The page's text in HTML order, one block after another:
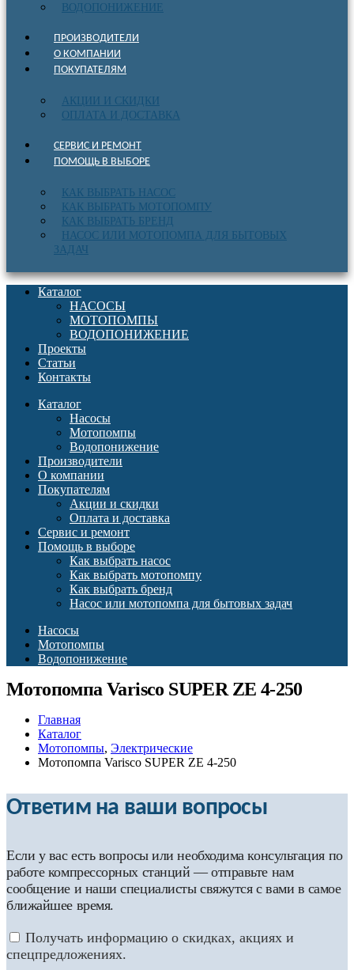
ВОДОПОНИЖЕНИЕ
ПРОИЗВОДИТЕЛИ
О КОМПАНИИ
ПОКУПАТЕЛЯМ
АКЦИИ И СКИДКИ
ОПЛАТА И ДОСТАВКА
СЕРВИС И РЕМОНТ
ПОМОЩЬ В ВЫБОРЕ
КАК ВЫБРАТЬ НАСОС
КАК ВЫБРАТЬ МОТОПОМПУ
КАК ВЫБРАТЬ БРЕНД
НАСОС ИЛИ МОТОПОМПА ДЛЯ БЫТОВЫХ
ЗАДАЧ
Каталог
НАСОСЫ
МОТОПОМПЫ
ВОДОПОНИЖЕНИЕ
Проекты
Статьи
Контакты
Каталог
Насосы
Мотопомпы
Водопонижение
Производители
О компании
Покупателям
Акции и скидки
Оплата и доставка
Сервис и ремонт
Помощь в выборе
Как выбрать насос
Как выбрать мотопомпу
Как выбрать бренд
Насос или мотопомпа для бытовых задач
Насосы
Мотопомпы
Водопонижение
Мотопомпа Varisco SUPER ZE 4-250
Главная
Каталог
Мотопомпы, Электрические
Мотопомпа Varisco SUPER ZE 4-250
Ответим на ваши вопросы
Если у вас есть вопросы или необходима консультация по
работе компрессорных станций — отправьте нам
сообщение и наши специалисты свяжутся с вами в самое
ближайшее время.
Получать информацию о скидках, акциях и
спецпредложениях.